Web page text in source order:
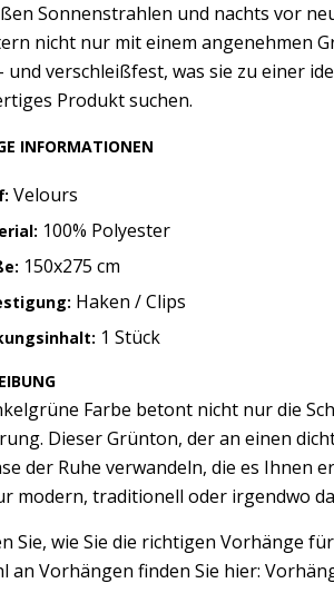
Sonnenstrahlen und nachts vor
nicht nur mit einem angenehmen
und verschleißfest, was sie zu einer
Produkt suchen.
INFORMATIONEN
Velours
100% Polyester
150x275 cm
Haken / Clips
1 Stück
Farbe betont nicht nur die
Dieser Grünton, der an einen
der Ruhe verwandeln, die es Ihnen
modern, traditionell oder irgendwo
Sie, wie Sie die richtigen Vorhänge
an Vorhängen finden Sie hier: